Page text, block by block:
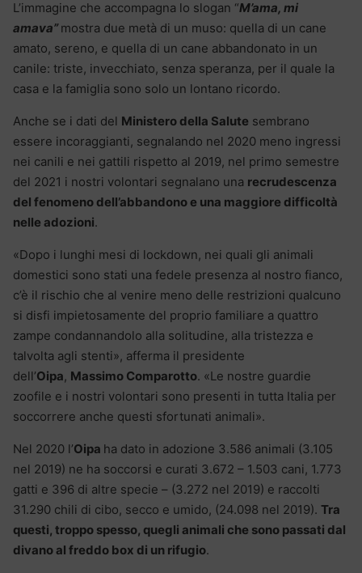
L’immagine che accompagna lo slogan “M’ama, mi
amava”mostra due metà di un muso: quella di un cane
amato, sereno, e quella di un cane abbandonato in un
canile: triste, invecchiato, senza speranza, per il quale la
casa e la famiglia sono solo un lontano ricordo.
Anche se i dati del Ministero della Salute sembrano
essere incoraggianti, segnalando nel 2020 meno ingressi
nei canili e nei gattili rispetto al 2019, nel primo semestre
del 2021 i nostri volontari segnalano una recrudescenza
del fenomeno dell’abbandono e una maggiore difficoltà
nelle adozioni.
«Dopo i lunghi mesi di lockdown, nei quali gli animali
domestici sono stati una fedele presenza al nostro fianco,
c’è il rischio che al venire meno delle restrizioni qualcuno
si disfi impietosamente del proprio familiare a quattro
zampe condannandolo alla solitudine, alla tristezza e
talvolta agli stenti», afferma il presidente
dell’Oipa, Massimo Comparotto. «Le nostre guardie
zoofile e i nostri volontari sono presenti in tutta Italia per
soccorrere anche questi sfortunati animali».
Nel 2020 l’Oipa ha dato in adozione 3.586 animali (3.105
nel 2019) ne ha soccorsi e curati 3.672 – 1.503 cani, 1.773
gatti e 396 di altre specie – (3.272 nel 2019) e raccolti
31.290 chili di cibo, secco e umido, (24.098 nel 2019). Tra
questi, troppo spesso, quegli animali che sono passati dal
divano al freddo box di un rifugio.